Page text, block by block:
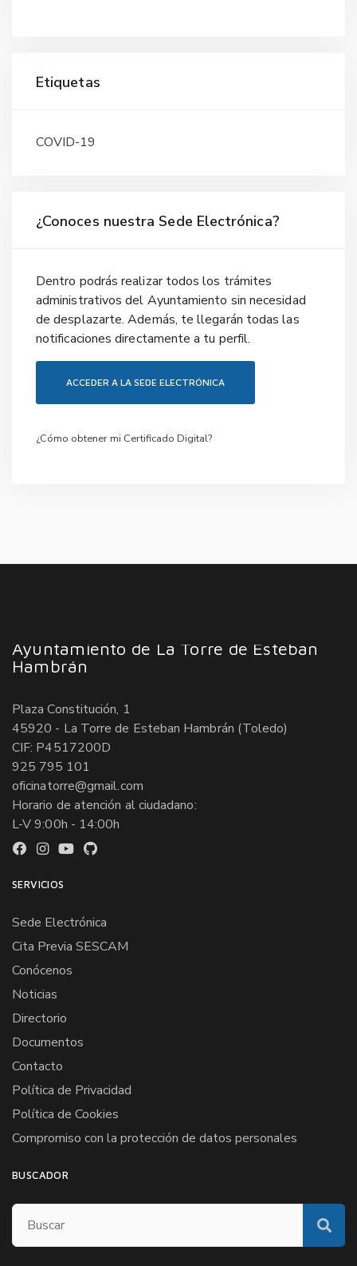
Etiquetas
COVID-19
¿Conoces nuestra Sede Electrónica?
Dentro podrás realizar todos los trámites
administrativos del Ayuntamiento sin necesidad
de desplazarte. Además, te llegarán todas las
notificaciones directamente a tu perfil.
ACCEDER A LA SEDE ELECTRÓNICA
¿Cómo obtener mi Certificado Digital?
Ayuntamiento de La Torre de Esteban
Hambrán
Plaza Constitución, 1
45920 - La Torre de Esteban Hambrán (Toledo)
CIF: P4517200D
925 795 101
oficinatorre@gmail.com
Horario de atención al ciudadano:
L-V 9:00h - 14:00h
SERVICIOS
Sede Electrónica
Cita Previa SESCAM
Conócenos
Noticias
Directorio
Documentos
Contacto
Política de Privacidad
Política de Cookies
Compromiso con la protección de datos personales
BUSCADOR